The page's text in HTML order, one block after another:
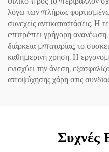
λόγω των πλήρως
συνεχείς αντικαταστάσεις. Η
επιτρέπει γρήγορη
διάρκεια μπαταρίας, το
καθημερινή χρήση. Η
ενισχύει την άνεση,
αποψύχησης χάρη στις
Συχνές